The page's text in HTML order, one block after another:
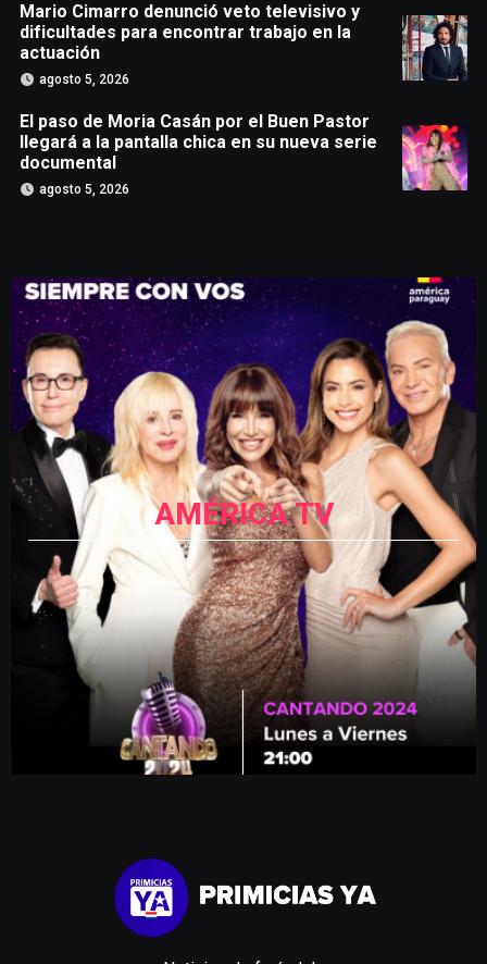
Mario Cimarro denunció veto televisivo y
dificultades para encontrar trabajo en la
actuación
agosto 5, 2026
El paso de Moria Casán por el Buen Pastor
llegará a la pantalla chica en su nueva serie
documental
agosto 5, 2026
AMÉRICA TV